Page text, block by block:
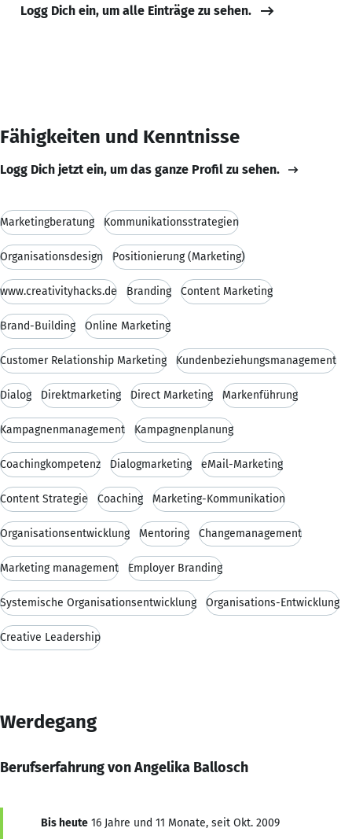
Logg Dich ein, um alle Einträge zu sehen.
Fähigkeiten und Kenntnisse
Logg Dich jetzt ein, um das ganze Profil zu sehen.
Marketingberatung Kommunikationsstrategien
Organisationsdesign Positionierung (Marketing)
www.creativityhacks.de Branding Content Marketing
Brand-Building Online Marketing
Customer Relationship Marketing Kundenbeziehungsmanagement
Dialog Direktmarketing Direct Marketing Markenführung
Kampagnenmanagement Kampagnenplanung
Coachingkompetenz Dialogmarketing eMail-Marketing
Content Strategie Coaching Marketing-Kommunikation
Organisationsentwicklung Mentoring Changemanagement
Marketing management Employer Branding
Systemische Organisationsentwicklung Organisations-Entwicklung
Creative Leadership
Werdegang
Berufserfahrung von Angelika Ballosch
Bis heute 16 Jahre und 11 Monate, seit Okt. 2009